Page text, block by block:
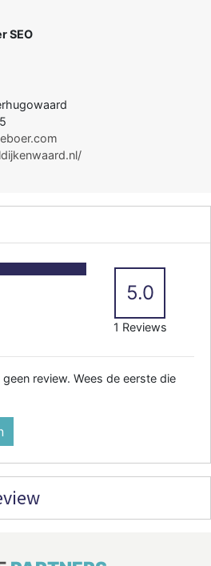
SEO
5.0
1 Reviews
review. Wees de eerste die